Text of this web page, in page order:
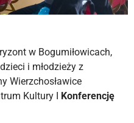
w Bogumiłowicach,
i młodzieży z
Wierzchosławice
Kultury I Konferencję